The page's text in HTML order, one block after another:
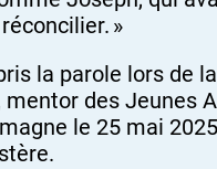
»
la parole lors de
des Jeunes
le 25 mai